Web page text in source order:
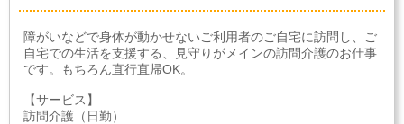
障がいなどで身体が動かせないご利用者のご自宅に訪問し、ご
自宅での生活を支援する、見守りがメインの訪問介護のお仕事
です。もちろん直行直帰OK。
【サービス】
訪問介護（日勤）